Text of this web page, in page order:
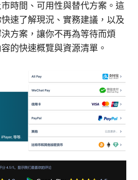
時間、可用性與替代方案。這
速了解現況、實務建議，以及
方案，讓你不再為等待而煩
的快速概覽與資源清單。